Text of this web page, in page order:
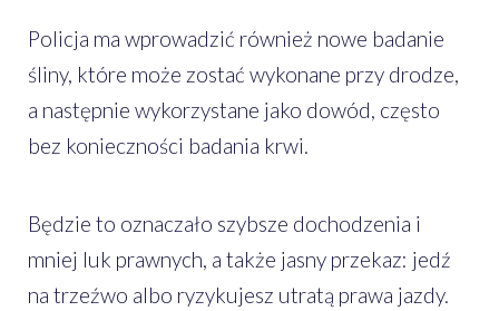
Policja ma wprowadzić również nowe badanie
śliny, które może zostać wykonane przy drodze,
a następnie wykorzystane jako dowód, często
bez konieczności badania krwi.
Będzie to oznaczało szybsze dochodzenia i
mniej luk prawnych, a także jasny przekaz: jedź
na trzeźwo albo ryzykujesz utratą prawa jazdy.